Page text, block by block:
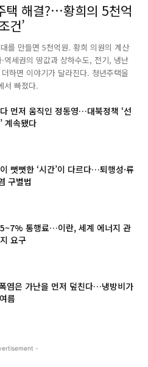
택 해결?…황희의 5천억
건’
를 만들면 5천억원. 황희 의원의 계산
역세권의 땅값과 상하수도, 전기, 냉난
하면 이야기가 달라진다. 청년주택을
서 빠졌다.
먼저 움직인 정동영…대북정책 ‘선
계속됐다
뻣뻣한 ‘시간’이 다르다…퇴행성·류
구별법
통행료…이란, 세계 에너지 관
요구
염은 가난을 먼저 덮친다…냉방비가
름
-